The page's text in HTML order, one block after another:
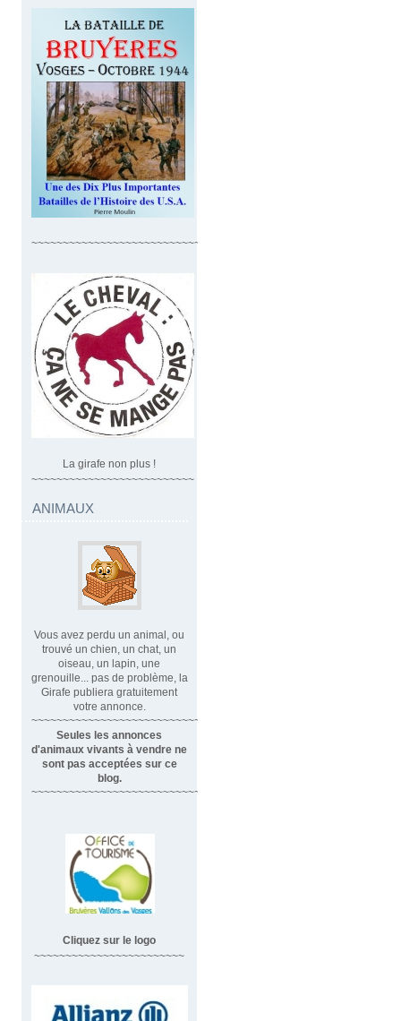
~~~~~~~~~~~~~~~~~~~~~~~~~~~~
La girafe non plus !
~~~~~~~~~~~~~~~~~~~~~~~~~~
ANIMAUX
Vous avez perdu un animal, ou
trouvé un chien, un chat, un
oiseau, un lapin, une
grenouille... pas de problème, la
Girafe publiera gratuitement
votre annonce.
~~~~~~~~~~~~~~~~~~~~~~~~~~~~
Seules les annonces
d'animaux vivants à vendre ne
sont pas acceptées sur ce
blog.
~~~~~~~~~~~~~~~~~~~~~~~~~~~~~~
Cliquez sur le logo
~~~~~~~~~~~~~~~~~~~~~~~~